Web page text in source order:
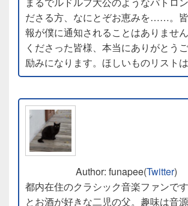
ださる方、なにとぞお恵みを……。
報が僕に通知されることはありませ
くださった皆様、本当にありがとうご
励みになります。ほしいものリストは
Author: funapee(Twitter)
都内在住のクラシック音楽ファンで
とお酒が好きな二児の父。趣味は音